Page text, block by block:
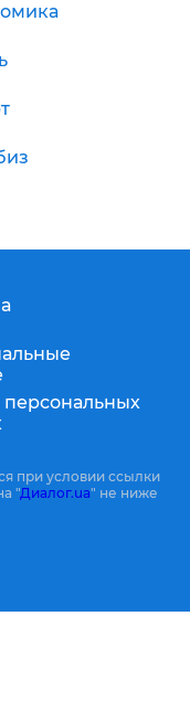
при условии ссылки
"Диалог.ua" не ниже